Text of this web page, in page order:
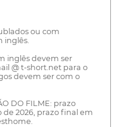
ou com
inglês.
inglês devem ser
@ t-short.net para o
devem ser com o
DO FILME: prazo
2026, prazo final em